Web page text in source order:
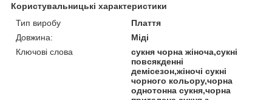
Користувальницькі характеристики
Тип виробу
Плаття
Довжина:
Міді
Ключові слова
сукня чорна жіноча,сукні
повсякденні
демісезон,жіночі сукні
чорного кольору,чорна
однотонна сукня,чорна